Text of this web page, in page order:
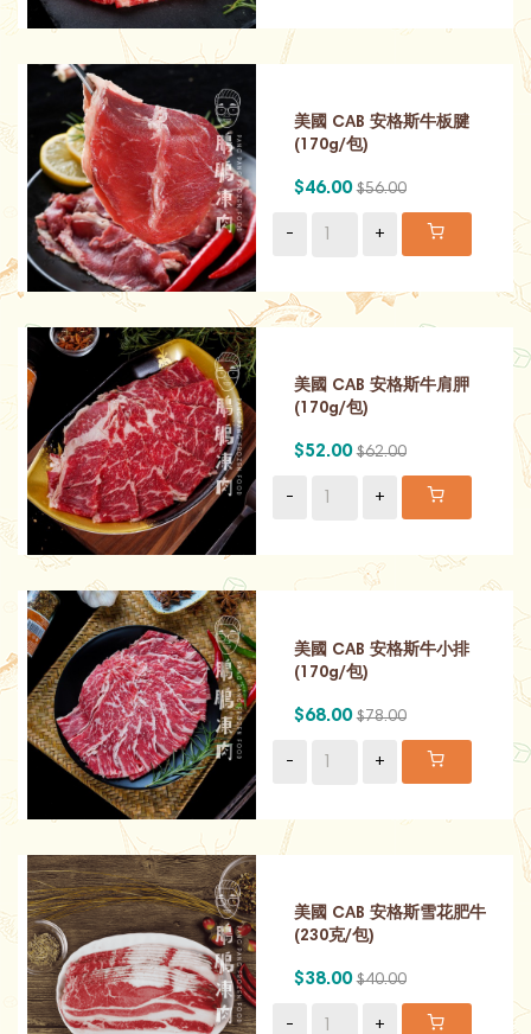
美國 CAB 安格斯牛板腱
(170g/包)
$46.00 $56.00
- +
美國 CAB 安格斯牛肩胛
(170g/包)
$52.00 $62.00
- +
美國 CAB 安格斯牛小排
(170g/包)
$68.00 $78.00
- +
美國 CAB 安格斯雪花肥牛
(230克/包)
$38.00 $40.00
- +